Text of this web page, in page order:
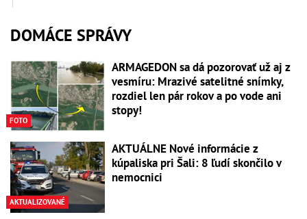
DOMÁCE SPRÁVY
FOTO
ARMAGEDON sa dá pozorovať už aj z
vesmíru: Mrazivé satelitné snímky,
rozdiel len pár rokov a po vode ani
stopy!
AKTUALIZOVANÉ
AKTUÁLNE Nové informácie z
kúpaliska pri Šali: 8 ľudí skončilo v
nemocnici